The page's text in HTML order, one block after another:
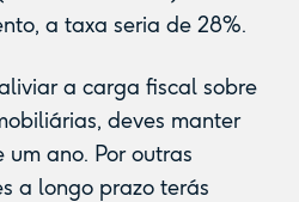
a taxa seria de 28%.
a carga fiscal sobre
deves manter
ano. Por outras
a longo prazo terás